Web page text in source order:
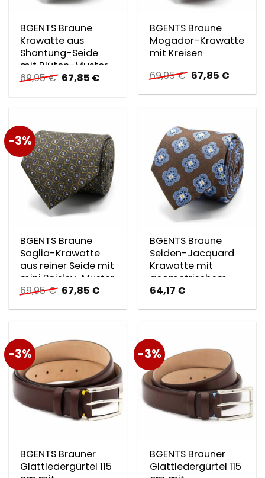
BGENTS Braune
Krawatte aus
Shantung-Seide
mit Blüten-Muster
69,95€ Ursprünglicher
Preis
war:
67,85 €
ist:
BGENTS Braune
Mogador-Krawatte
mit Kreisen
69,95€ Ursprünglicher
Preis
war:
67,85 €
ist:
-3%
BGENTS Braune
Saglia-Krawatte
aus reiner Seide mit
mini Paisley-Muster
69,95€ Ursprünglicher
Preis
war:
67,85 €
ist:
BGENTS Braune
Seiden-Jacquard
Krawatte mit
geometrischem
Muster
64,17 €
-3%
BGENTS Brauner
Glattledergürtel 115
-3%
BGENTS Brauner
Glattledergürtel 115